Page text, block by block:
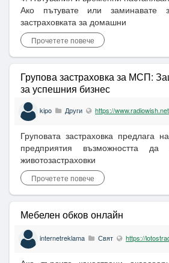
Ако пътувате или заминавате
застраховката за домашни
Прочетете повече
Групова застраховка за МСП:
за успешния бизнес
kipo Други https://www.radiowish.net
Груповата застраховка предлага
предприятия възможността да
животозастраховки
Прочетете повече
Мебелен обков онлайн
internetreklama Свят https://